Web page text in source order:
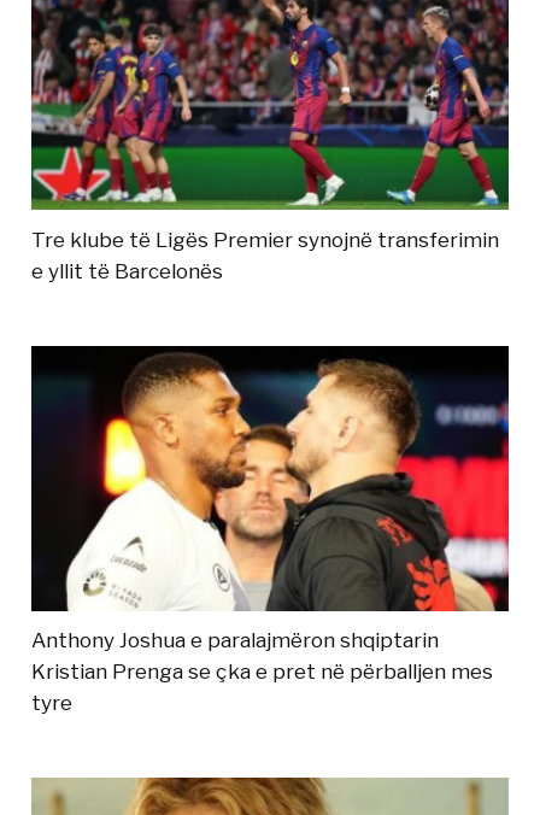
Tre klube të Ligës Premier synojnë transferimin
e yllit të Barcelonës
Anthony Joshua e paralajmëron shqiptarin
Kristian Prenga se çka e pret në përballjen mes
tyre